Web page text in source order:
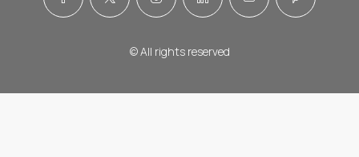
© All rights reserved